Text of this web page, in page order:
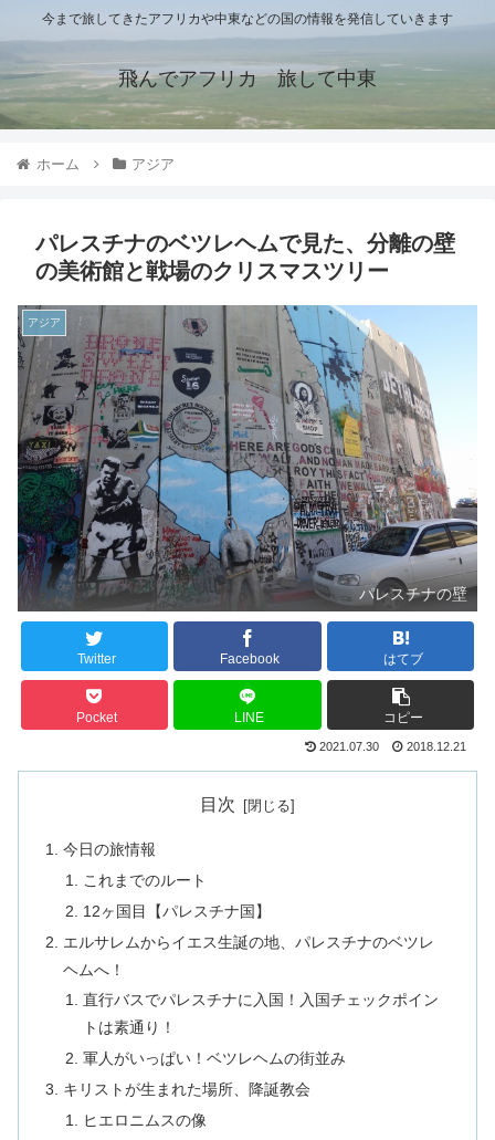
今まで旅してきたアフリカや中東などの国の情報を発信していきます
飛んでアフリカ 旅して中東
ホーム アジア
パレスチナのベツレヘムで見た、分離の壁
の美術館と戦場のクリスマスツリー
アジア
パレスチナの壁
Twitter Facebook はてブ
Pocket LINE コピー
2021.07.30 2018.12.21
目次
今日の旅情報
これまでのルート
12ヶ国目【パレスチナ国】
エルサレムからイエス生誕の地、パレスチナのベツレ
ヘムへ！
直行バスでパレスチナに入国！入国チェックポイン
トは素通り！
軍人がいっぱい！ベツレヘムの街並み
キリストが生まれた場所、降誕教会
ヒエロニムスの像